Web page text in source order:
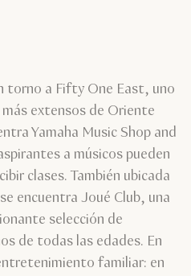
torno a Fifty One East, uno
extensos de Oriente
Yamaha Music Shop and
a músicos pueden
clases. También ubicada
encuentra Joué Club, una
selección de
de todas las edades. En
familiar: en